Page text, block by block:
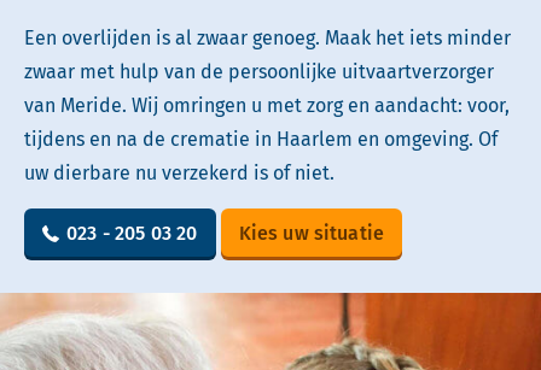
Een overlijden is al zwaar genoeg. Maak het iets minder
zwaar met hulp van de persoonlijke uitvaartverzorger
van Meride. Wij omringen u met zorg en aandacht: voor,
tijdens en na de crematie in Haarlem en omgeving. Of
uw dierbare nu verzekerd is of niet.
023 - 205 03 20 Kies uw situatie